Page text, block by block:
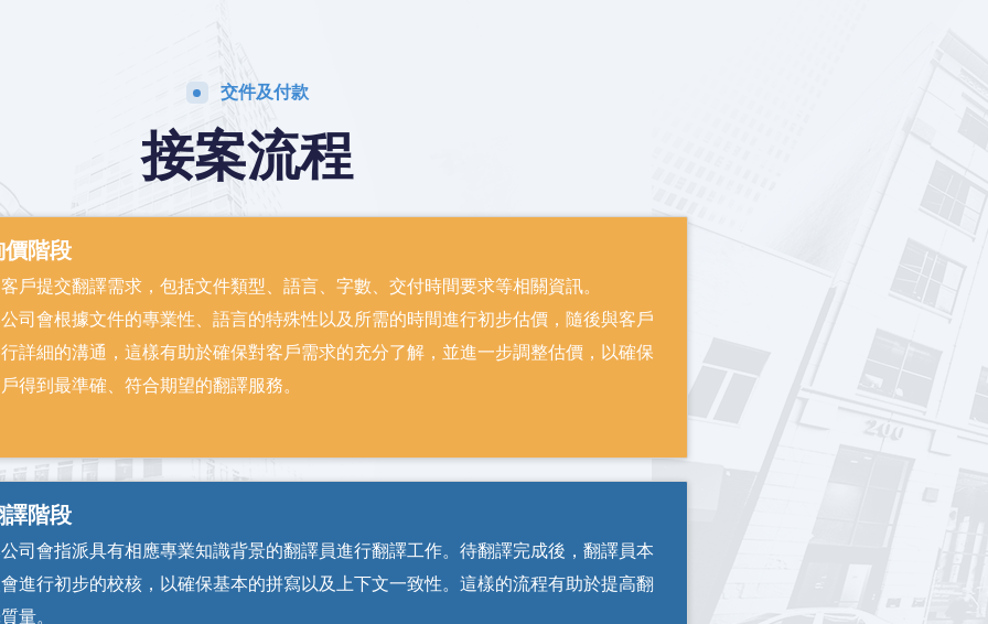
交件及付款
接案流程
階段
戶提交翻譯需求，包括文件類型、語言、字數、交付時間要求等相關資訊。
司會根據文件的專業性、語言的特殊性以及所需的時間進行初步估價，隨後與客戶
詳細的溝通，這樣有助於確保對客戶需求的充分了解，並進一步調整估價，以確保
得到最準確、符合期望的翻譯服務。
階段
司會指派具有相應專業知識背景的翻譯員進行翻譯工作。待翻譯完成後，翻譯員本
進行初步的校核，以確保基本的拼寫以及上下文一致性。這樣的流程有助於提高翻
量。